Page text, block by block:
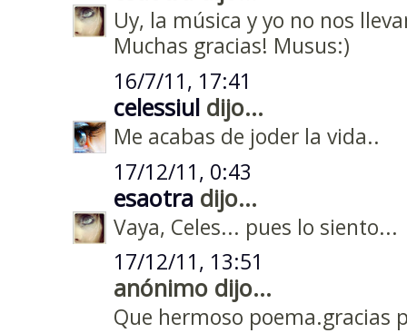
Uy, la música y yo no nos
Muchas gracias! Musus:)
16/7/11, 17:41
celessiul dijo...
Me acabas de joder la vida..
17/12/11, 0:43
esaotra dijo...
Vaya, Celes... pues lo siento...
17/12/11, 13:51
anónimo dijo...
Que hermoso poema.gracias